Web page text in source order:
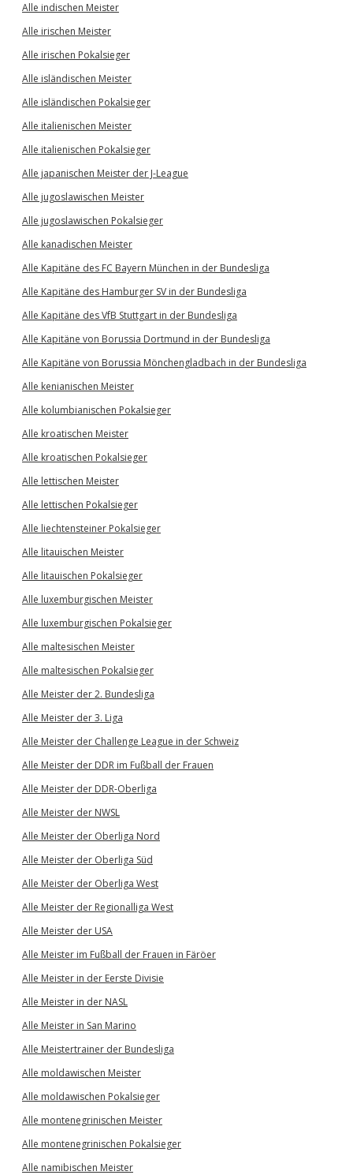
Alle indischen Meister
Alle irischen Meister
Alle irischen Pokalsieger
Alle isländischen Meister
Alle isländischen Pokalsieger
Alle italienischen Meister
Alle italienischen Pokalsieger
Alle japanischen Meister der J-League
Alle jugoslawischen Meister
Alle jugoslawischen Pokalsieger
Alle kanadischen Meister
Alle Kapitäne des FC Bayern München in der Bundesliga
Alle Kapitäne des Hamburger SV in der Bundesliga
Alle Kapitäne des VfB Stuttgart in der Bundesliga
Alle Kapitäne von Borussia Dortmund in der Bundesliga
Alle Kapitäne von Borussia Mönchengladbach in der Bundesliga
Alle kenianischen Meister
Alle kolumbianischen Pokalsieger
Alle kroatischen Meister
Alle kroatischen Pokalsieger
Alle lettischen Meister
Alle lettischen Pokalsieger
Alle liechtensteiner Pokalsieger
Alle litauischen Meister
Alle litauischen Pokalsieger
Alle luxemburgischen Meister
Alle luxemburgischen Pokalsieger
Alle maltesischen Meister
Alle maltesischen Pokalsieger
Alle Meister der 2. Bundesliga
Alle Meister der 3. Liga
Alle Meister der Challenge League in der Schweiz
Alle Meister der DDR im Fußball der Frauen
Alle Meister der DDR-Oberliga
Alle Meister der NWSL
Alle Meister der Oberliga Nord
Alle Meister der Oberliga Süd
Alle Meister der Oberliga West
Alle Meister der Regionalliga West
Alle Meister der USA
Alle Meister im Fußball der Frauen in Färöer
Alle Meister in der Eerste Divisie
Alle Meister in der NASL
Alle Meister in San Marino
Alle Meistertrainer der Bundesliga
Alle moldawischen Meister
Alle moldawischen Pokalsieger
Alle montenegrinischen Meister
Alle montenegrinischen Pokalsieger
Alle namibischen Meister